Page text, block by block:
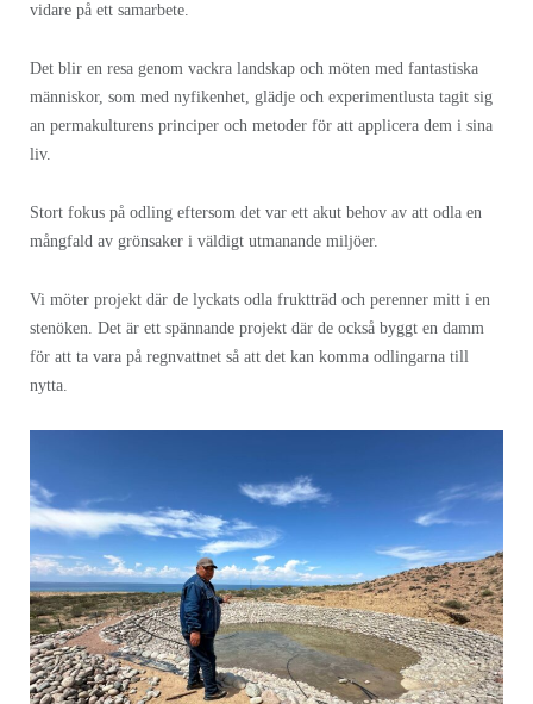
vidare på ett samarbete.
Det blir en resa genom vackra landskap och möten med fantastiska
människor, som med nyfikenhet, glädje och experimentlusta tagit sig
an permakulturens principer och metoder för att applicera dem i sina
liv.
Stort fokus på odling eftersom det var ett akut behov av att odla en
mångfald av grönsaker i väldigt utmanande miljöer.
Vi möter projekt där de lyckats odla fruktträd och perenner mitt i en
stenöken. Det är ett spännande projekt där de också byggt en damm
för att ta vara på regnvattnet så att det kan komma odlingarna till
nytta.